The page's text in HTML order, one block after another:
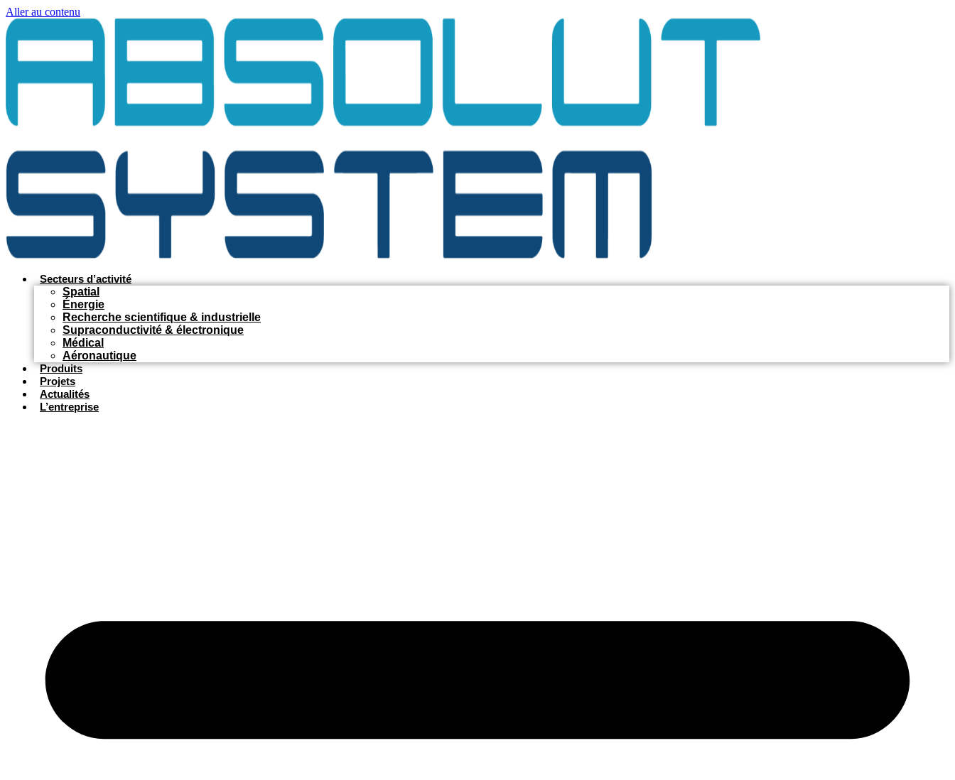
Aller au contenu
Secteurs d’activité
Spatial
Énergie
Recherche scientifique & industrielle
Supraconductivité & électronique
Médical
Aéronautique
Produits
Projets
Actualités
L’entreprise